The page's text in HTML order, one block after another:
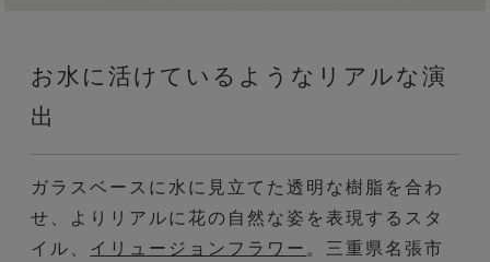
お水に活けているようなリアルな演
出
ガラスベースに水に見立てた透明な樹脂を合わ
せ、よりリアルに花の自然な姿を表現するスタ
イル、 イリュージョンフラワー 。三重県名張市